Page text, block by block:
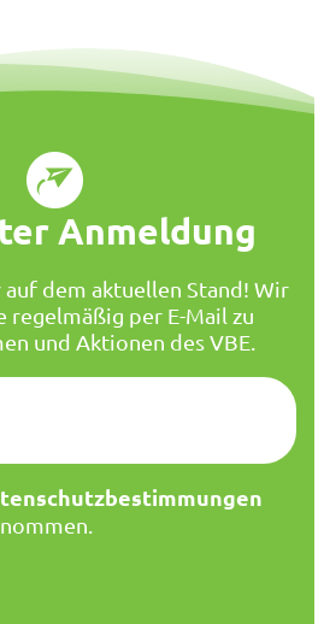
Anmeldung
dem aktuellen Stand! Wir
regelmäßig per E-Mail zu
und Aktionen des VBE.